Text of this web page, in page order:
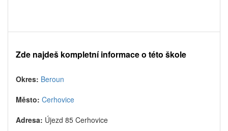
Zde najdeš kompletní informace o této škole
Okres: Beroun
Město: Cerhovice
Adresa: Újezd 85 Cerhovice